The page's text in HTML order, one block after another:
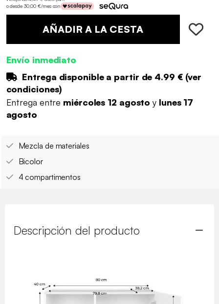
o desde 30,00 €/mes con
AÑADIR A LA CESTA
Envío inmediato
Entrega disponible a partir de 4.99 €(ver
condiciones)
Entrega entre miércoles 12 agostoy lunes 17
agosto
Mezcla de materiales
Bicolor
4 compartimentos
Descripción del producto